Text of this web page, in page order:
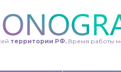
территории РФ. Время работы